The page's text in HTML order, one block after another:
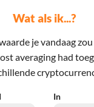
Wat als ik...?
je vandaag
averaging had
In